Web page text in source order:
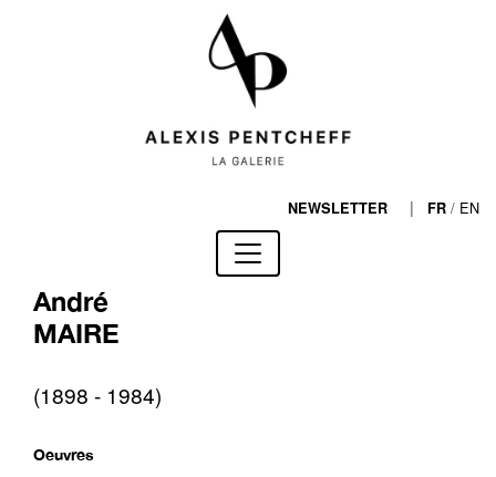
NEWSLETTER | FR / EN
André
MAIRE
(1898 - 1984)
Oeuvres